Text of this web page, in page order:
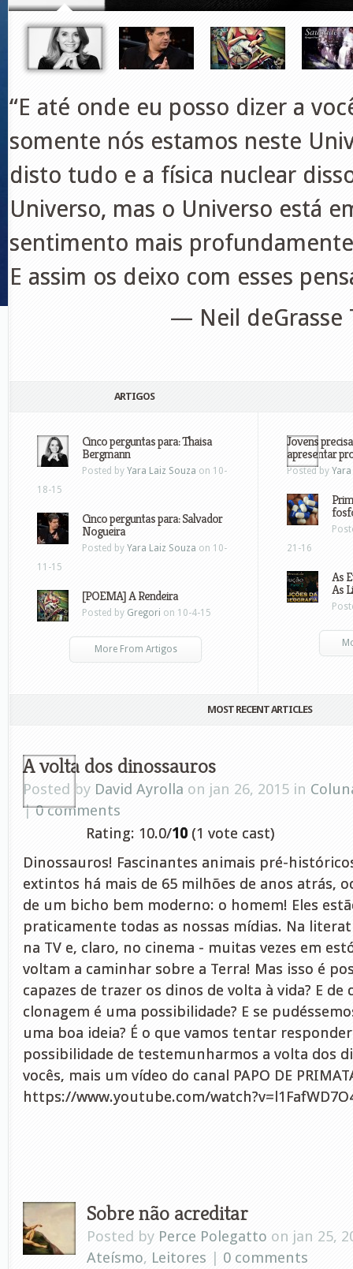
“E até onde eu posso dizer a
somente nós estamos neste
disto tudo e a física nuclear
Universo, mas o Universo está
sentimento mais
E assim os deixo com esses
— Neil deGrasse
ARTIGOS
Cinco perguntas para: Thaisa
Bergmann
Posted by Yara Laiz Souza on 10-
18-15
Cinco perguntas para: Salvador
Nogueira
Posted by Yara Laiz Souza on 10-
11-15
[POEMA] A Rendeira
Posted by Gregori on 10-4-15
More From Artigos
Jovens
apresentar
Posted by
21-16
As
As
MOST RECENT ARTICLES
A volta dos dinossauros
Posted by David Ayrolla on jan 26, 2015 in
|0 comments
Rating: 10.0/10 (1 vote cast)
Dinossauros! Fascinantes animais pré-
extintos há mais de 65 milhões de anos atrás,
de um bicho bem moderno: o homem! Eles
praticamente todas as nossas mídias. Na
na TV e, claro, no cinema - muitas vezes em
voltam a caminhar sobre a Terra! Mas isso é
capazes de trazer os dinos de volta à vida? E de
clonagem é uma possibilidade? E se
uma boa ideia? É o que vamos tentar
possibilidade de testemunharmos a volta dos
vocês, mais um vídeo do canal PAPO DE
https://www.youtube.com/
Sobre não acreditar
Posted by Perce Polegatto on jan 25,
Ateísmo, Leitores | 0 comments